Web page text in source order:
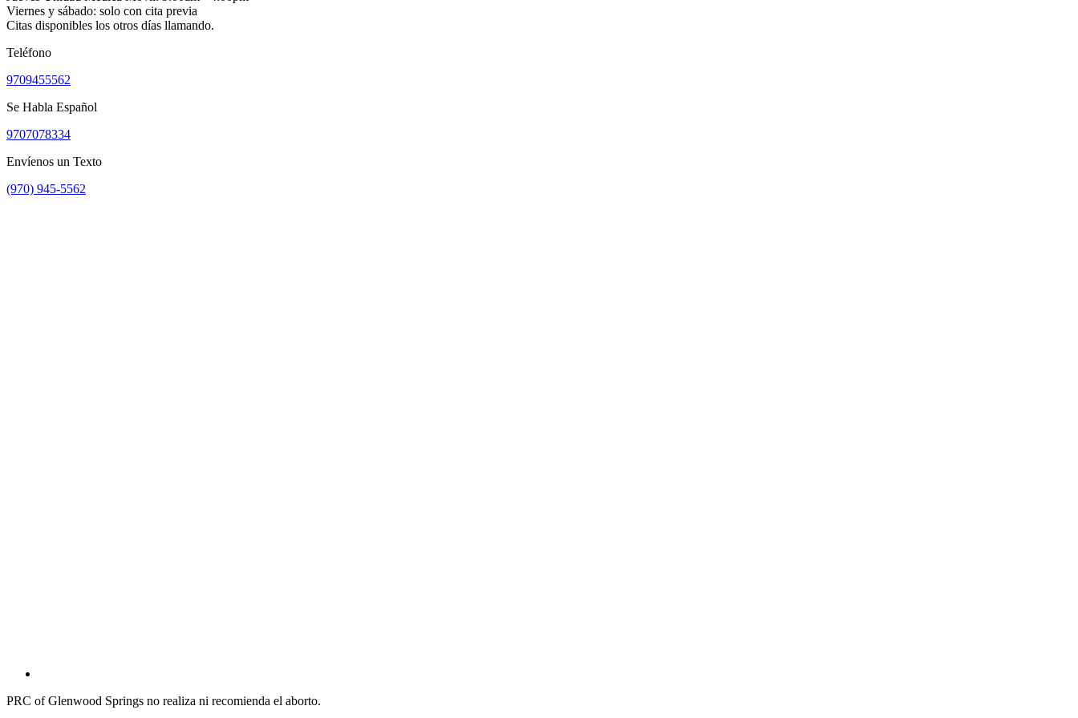
Viernes y sábado: solo con cita previa
Citas disponibles los otros días llamando.
Teléfono
9709455562
Se Habla Español
9707078334
Envíenos un Texto
(970) 945-5562
PRC of Glenwood Springs no realiza ni recomienda el aborto.